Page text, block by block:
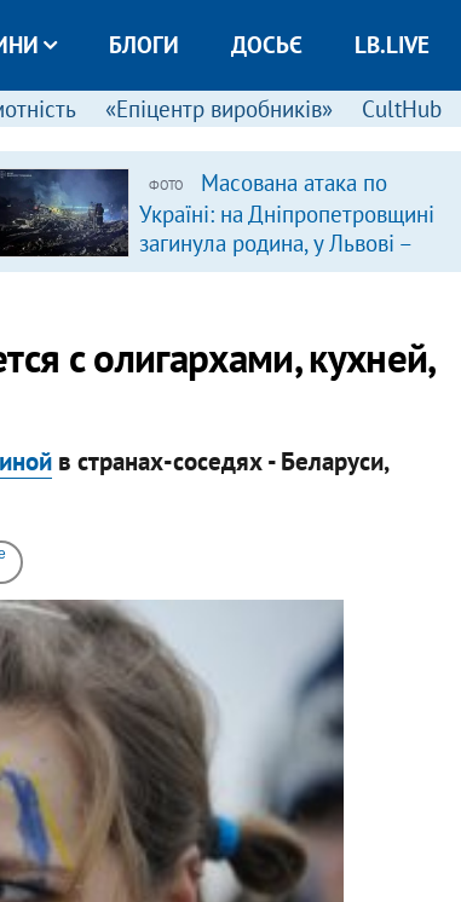
БЛОГИ ДОСЬЄ LB.LIVE
«Епіцентр виробників» CultHub
ФОТО
Масована атака по
Україні: на Дніпропетровщині
загинула родина, у Львові –
удар по багатоповерхівках
с олигархами, кухней,
в странах-соседях - Беларуси,